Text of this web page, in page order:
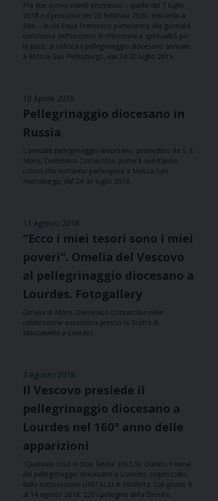
Fra due storici eventi ecumenici – quello del 7 luglio
2018 e il prossimo del 23 febbraio 2020, entrambi a
Bari – in cui Papa Francesco parteciperà alla giornata
conclusiva dell’Incontro di riflessione e spiritualità per
la pace, si colloca il pellegrinaggio diocesano annuale
a Mosca-San Pietroburgo, dal 24-30 luglio 2019.
18 Aprile 2019
Pellegrinaggio diocesano in
Russia
L’annuale pellegrinaggio diocesano, presieduto da S. E.
Mons. Domenico Cornacchia, porterà quest’anno
coloro che vorranno partecipare a Mosca-San
Pietroburgo, dal 24-30 luglio 2019.
11 Agosto 2018
“Ecco i miei tesori sono i miei
poveri”. Omelia del Vescovo
al pellegrinaggio diocesano a
Lourdes. Fotogallery
Omelia di Mons. Domenico Conracchia nella
celebrazione eucaristica presso la Grotta di
Massabielle a Lourdes
3 Agosto 2018
Il Vescovo presiede il
pellegrinaggio diocesano a
Lourdes nel 160° anno delle
apparizioni
“Qualsiasi cosa vi dica, fatela” (Gv2,5). Questo il tema
del pellegrinaggio diocesano a Lourdes, organizzato
dalla sottosezione UNITALSI di Molfetta. Dal giorno 8
al 14 agosto 2018. 220 i pellegrini della Diocesi